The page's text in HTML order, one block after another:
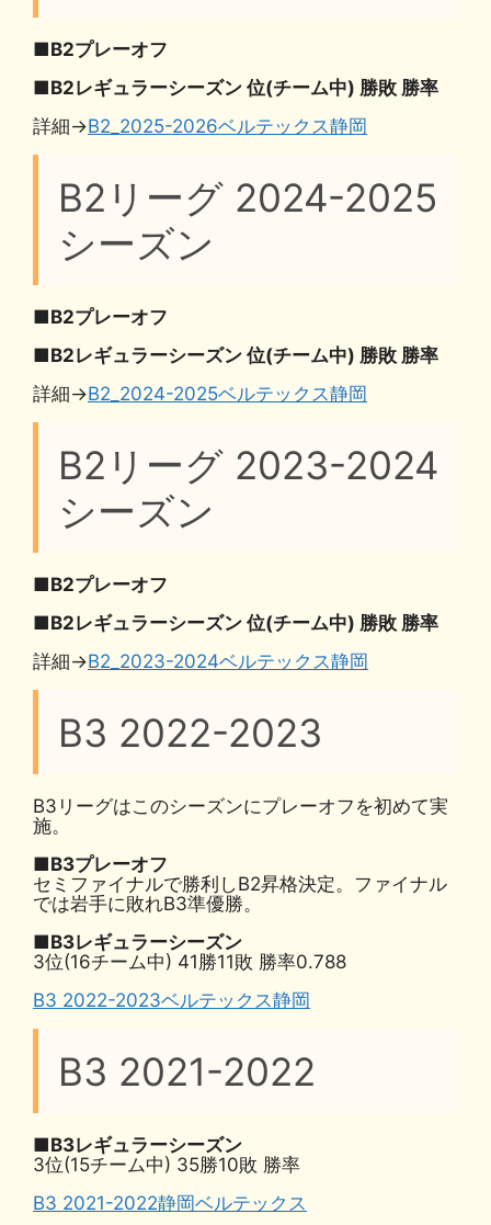
■B2プレーオフ
■B2レギュラーシーズン 位(チーム中) 勝敗 勝率
詳細→B2_2025-2026ベルテックス静岡
B2リーグ 2024-2025
シーズン
■B2プレーオフ
■B2レギュラーシーズン 位(チーム中) 勝敗 勝率
詳細→B2_2024-2025ベルテックス静岡
B2リーグ 2023-2024
シーズン
■B2プレーオフ
■B2レギュラーシーズン 位(チーム中) 勝敗 勝率
詳細→B2_2023-2024ベルテックス静岡
B3 2022-2023
B3リーグはこのシーズンにプレーオフを初めて実
施。
■B3プレーオフ
セミファイナルで勝利しB2昇格決定。ファイナル
では岩手に敗れB3準優勝。
■B3レギュラーシーズン
3位(16チーム中) 41勝11敗 勝率0.788
B3 2022-2023ベルテックス静岡
B3 2021-2022
■B3レギュラーシーズン
3位(15チーム中) 35勝10敗 勝率
B3 2021-2022静岡ベルテックス